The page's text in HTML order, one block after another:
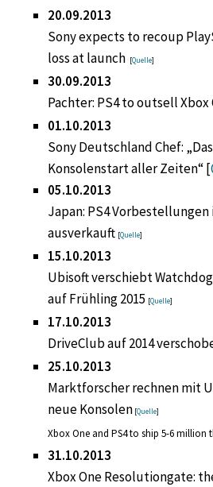
20.09.2013
Sony expects to recoup
loss at launch [Quelle]
30.09.2013
Pachter: PS4 to outsell
01.10.2013
Sony Deutschland Chef:
Konsolenstart aller Zeiten“ [
05.10.2013
Japan: PS4
ausverkauft [Quelle]
15.10.2013
Ubisoft verschiebt
auf Frühling 2015 [Quelle]
17.10.2013
DriveClub auf 2014
25.10.2013
Marktforscher rechnen mit
neue Konsolen [Quelle]
Xbox One and PS4 to ship 5-6 million
31.10.2013
Xbox One Resolutiongate: